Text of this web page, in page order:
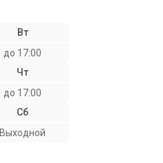
Вт
до 17:00
Чт
до 17:00
Сб
Выходной